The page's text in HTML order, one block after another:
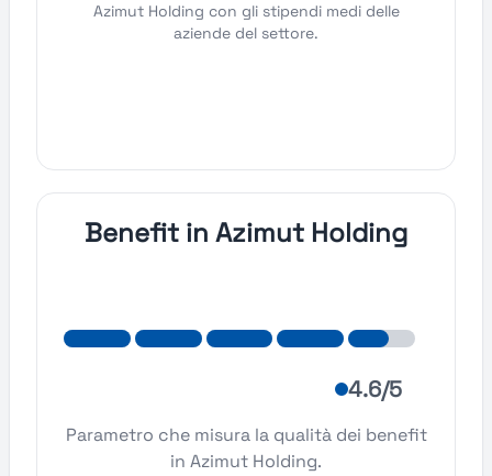
Azimut Holding con gli stipendi medi delle
aziende del settore.
Benefit in Azimut Holding
4.6/5
Parametro che misura la qualità dei benefit
in Azimut Holding.